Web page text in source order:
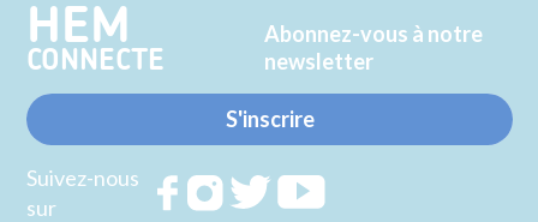
HEM
CONNECTE
Abonnez-vous à notre
newsletter
S'inscrire
Suivez-nous
sur
RejoignezRejoignezRejoignez